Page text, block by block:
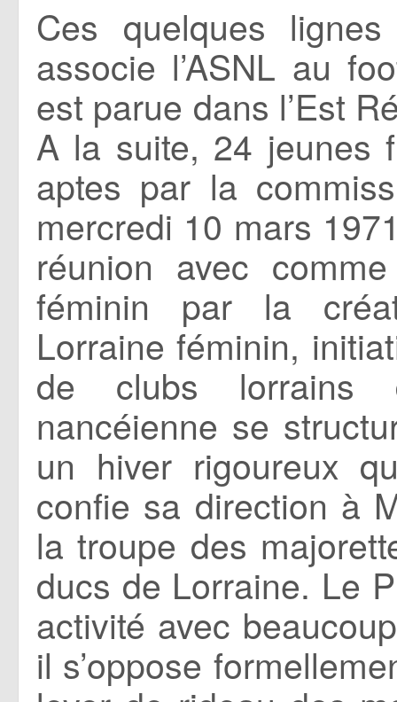
Ces quelques
associe l’ASNL au
est parue dans l’Est
A la suite, 24 jeunes
aptes par la
mercredi 10 mars
réunion avec
féminin par la
Lorraine féminin,
de clubs lorrains
nancéienne se
un hiver rigoureux
confie sa direction à
la troupe des
ducs de Lorraine. Le
activité avec
il s’oppose